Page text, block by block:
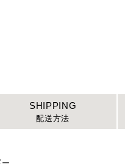
SHIPPING
配送方法